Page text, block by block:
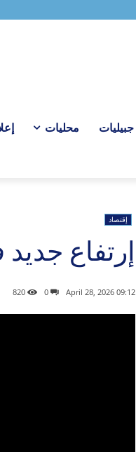
جبيليات محليات
إقتصاد
إرتفاع
09:12 2026 ,April 28
0
820